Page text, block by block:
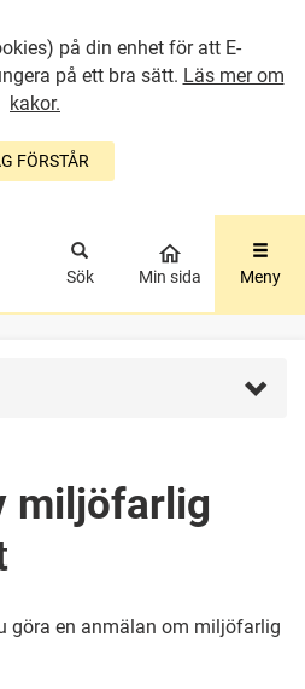
på din enhet för att E-
på ett bra sätt. Läs mer om
kakor.
FÖRSTÅR
GÅ DIREKT TILL
Sök Min sida Meny
miljöfarlig
göra en anmälan om miljöfarlig